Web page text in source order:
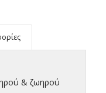
& ζωηρού